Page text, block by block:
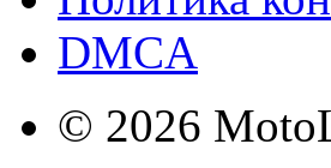
DMCA
© 2026